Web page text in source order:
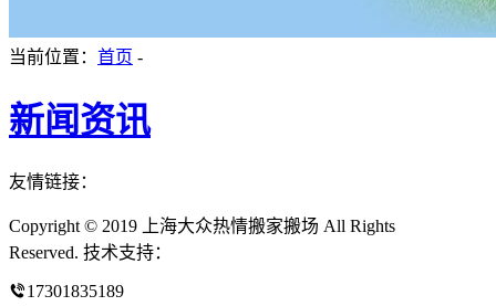
当前位置： 首页 -
新闻资讯
友情链接：
Copyright © 2019 上海大众热情搬家搬场 All Rights
Reserved. 技术支持：
17301835189